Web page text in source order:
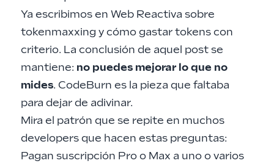
Ya escribimos en Web Reactiva sobre
tokenmaxxing y cómo gastar tokens con
criterio. La conclusión de aquel post se
mantiene: no puedes mejorar lo que no
mides. CodeBurn es la pieza que faltaba
para dejar de adivinar.
Mira el patrón que se repite en muchos
developers que hacen estas preguntas:
Pagan suscripción Pro o Max a uno o varios